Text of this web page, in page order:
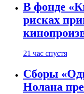
В фонде
рисках
21 час спустя
Сборы
Нолана